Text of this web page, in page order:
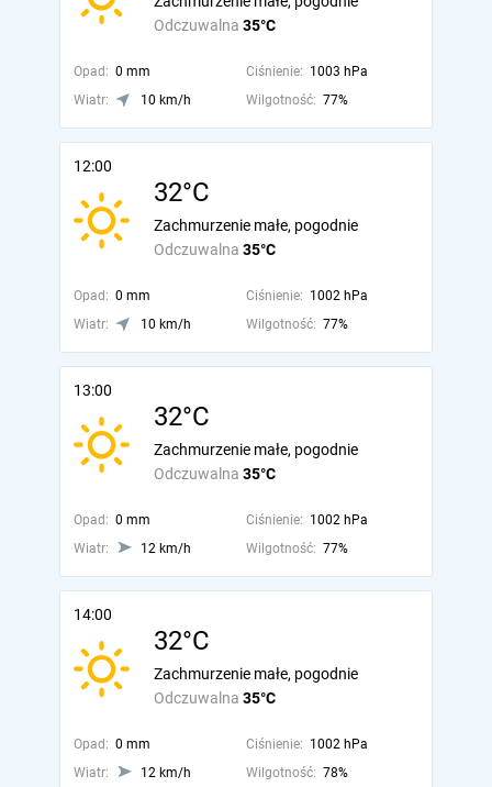
Odczuwalna 35°C
Opad: 0 mm Ciśnienie: 1003 hPa
Wiatr:
10 km/h Wilgotność: 77%
12:00
32°C
Odczuwalna 35°C
Zachmurzenie małe, pogodnie
Opad: 0 mm Ciśnienie: 1002 hPa
Wiatr:
10 km/h Wilgotność: 77%
13:00
32°C
Odczuwalna 35°C
Zachmurzenie małe, pogodnie
Opad: 0 mm Ciśnienie: 1002 hPa
Wiatr:
12 km/h Wilgotność: 77%
14:00
32°C
Odczuwalna 35°C
Zachmurzenie małe, pogodnie
Opad: 0 mm Ciśnienie: 1002 hPa
Wiatr:
12 km/h Wilgotność: 78%